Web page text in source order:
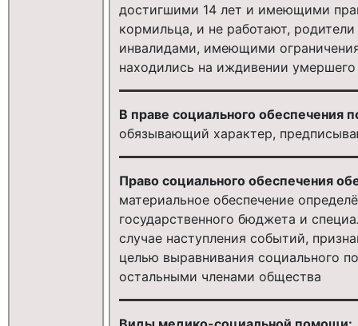
достигшими 14 лет и имеющими
кормильца, и не работают,
инвалидами, имеющими
находились на иждивении умершего
В праве социального обеспечения
обязывающий характер,
Право социального обеспечения
материальное обеспечение
государственного бюджета и
случае наступления событий,
целью выравнивания социального
остальными членами общества